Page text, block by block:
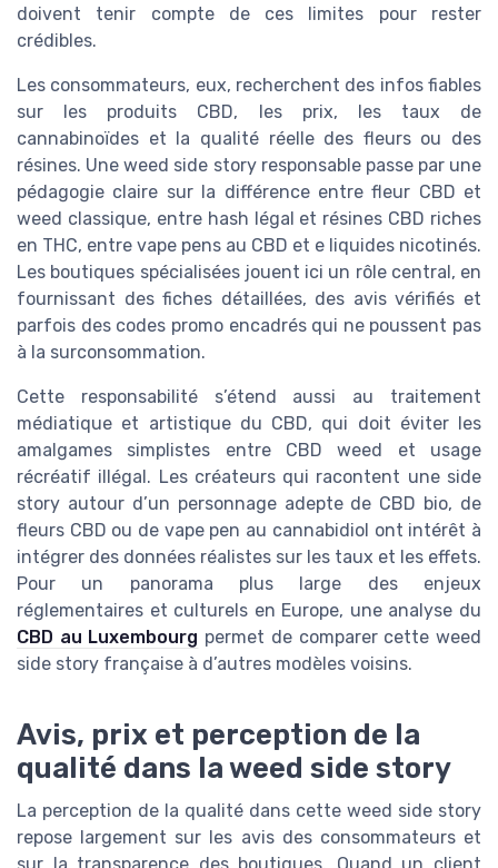
doivent tenir compte de ces limites pour rester
crédibles.
Les consommateurs, eux, recherchent des infos fiables
sur les produits CBD, les prix, les taux de
cannabinoïdes et la qualité réelle des fleurs ou des
résines. Une weed side story responsable passe par une
pédagogie claire sur la différence entre fleur CBD et
weed classique, entre hash légal et résines CBD riches
en THC, entre vape pens au CBD et e liquides nicotinés.
Les boutiques spécialisées jouent ici un rôle central, en
fournissant des fiches détaillées, des avis vérifiés et
parfois des codes promo encadrés qui ne poussent pas
à la surconsommation.
Cette responsabilité s’étend aussi au traitement
médiatique et artistique du CBD, qui doit éviter les
amalgames simplistes entre CBD weed et usage
récréatif illégal. Les créateurs qui racontent une side
story autour d’un personnage adepte de CBD bio, de
fleurs CBD ou de vape pen au cannabidiol ont intérêt à
intégrer des données réalistes sur les taux et les effets.
Pour un panorama plus large des enjeux
réglementaires et culturels en Europe, une analyse du
CBD au Luxembourg permet de comparer cette weed
side story française à d’autres modèles voisins.
Avis, prix et perception de la
qualité dans la weed side story
La perception de la qualité dans cette weed side story
repose largement sur les avis des consommateurs et